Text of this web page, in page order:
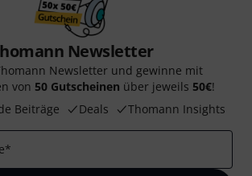
Newsletter
Newsletter und gewinne mit
von 50 Gutscheinen über jeweils 50€!
Beiträge
Deals Thomann Insights
*